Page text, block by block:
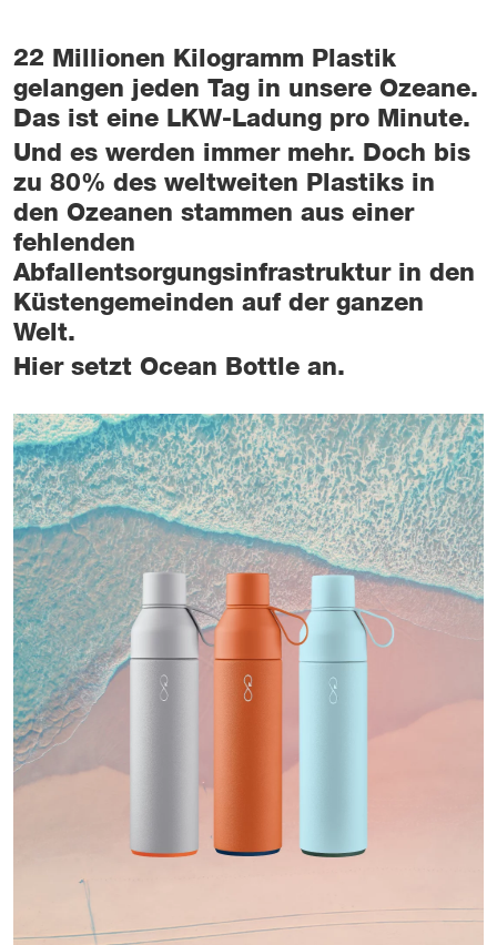
22 Millionen Kilogramm Plastik
gelangen jeden Tag in unsere Ozeane.
Das ist eine LKW-Ladung pro Minute.
Und es werden immer mehr. Doch bis
zu 80% des weltweiten Plastiks in
den Ozeanen stammen aus einer
fehlenden
Abfallentsorgungsinfrastruktur in den
Küstengemeinden auf der ganzen
Welt.
Hier setzt Ocean Bottle an.